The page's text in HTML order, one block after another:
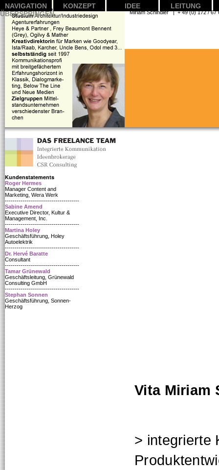
Kundenstatements
Roger Hermes
Manager Content and
Marketing, Wera Werk
--------------------------------------
Sabine Amend
Executive Director, Kultur &
Management, Inc.
--------------------------------------
Martina Holey
Geschäftsführung, Holey
Autoelektrik
--------------------------------------
Dr. Hervé Baratte
Consultant
--------------------------------------
Tamar Grünewald
Geschäftsleitung, Grünewald
Consulting GmbH
--------------------------------------
Stephan Sonnen
Geschäftsführung, Sonnen-
Herzog
NAVIGATION
ÜBERSPRINGEN
KONZEPT IDEE LEITUNG
Vita Miriam
>
Miriam Schindler | + 49 (0)